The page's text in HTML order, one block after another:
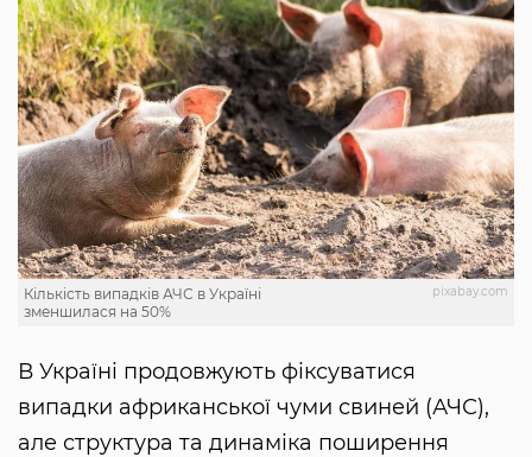
pixabay.com
Кількість випадків АЧС в Україні
зменшилася на 50%
В Україні продовжують фіксуватися
випадки африканської чуми свиней (АЧС),
але структура та динаміка поширення